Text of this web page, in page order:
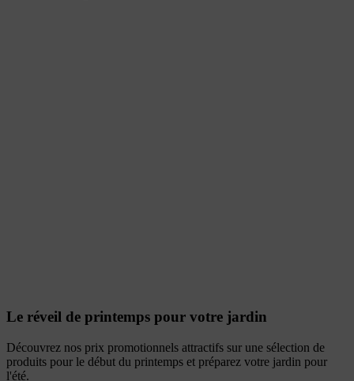
Le réveil de printemps pour votre jardin
Découvrez nos prix promotionnels attractifs sur une sélection de
produits pour le début du printemps et préparez votre jardin pour
l'été.